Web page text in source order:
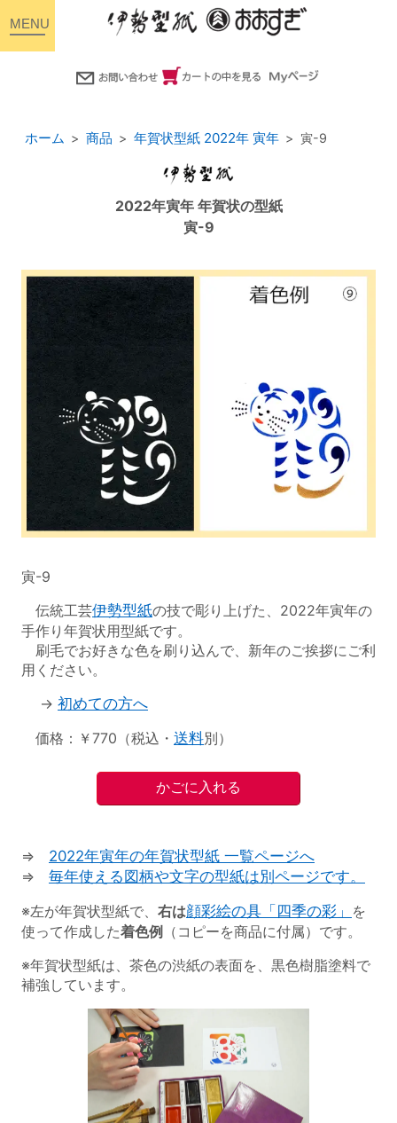
ホーム 商品 年賀状型紙 2022年 寅年 寅-9
2022年寅年 年賀状の型紙
寅-9
寅-9
伝統工芸伊勢型紙の技で彫り上げた、2022年寅年の
手作り年賀状用型紙です。
刷毛でお好きな色を刷り込んで、新年のご挨拶にご利
用ください。
→ 初めての方へ
価格：￥770（税込・ 送料別）
⇒ 2022年寅年の年賀状型紙 一覧ページへ
⇒ 毎年使える図柄や文字の型紙は別ページです。
※左が年賀状型紙で、 右は顔彩絵の具「四季の彩」 を
使って作成した着色例 （コピーを商品に付属）です。
※年賀状型紙は、茶色の渋紙の表面を、黒色樹脂塗料で
補強しています。
toggle
navigation